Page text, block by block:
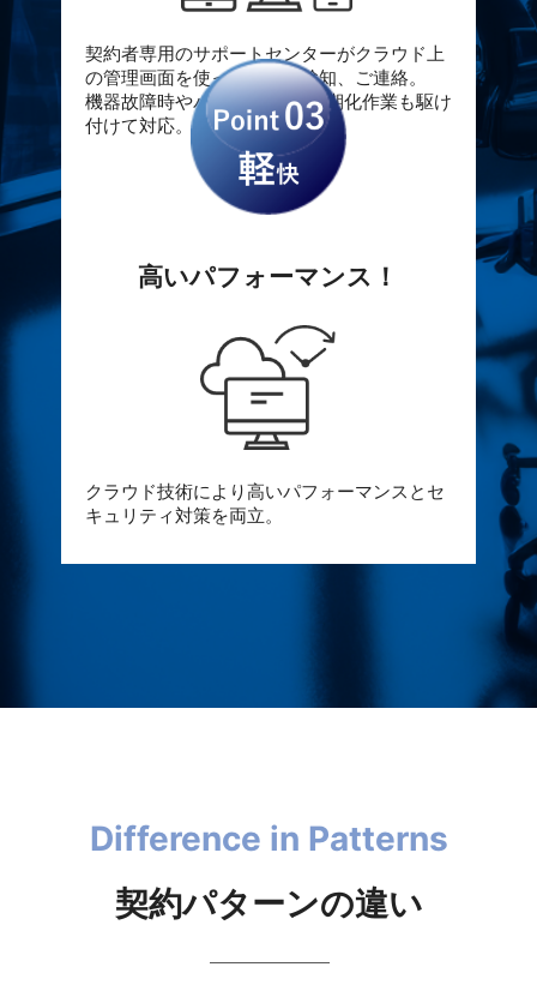
契約者専用のサポートセンターがクラウド上
の管理画面を使って異常を検知、ご連絡。
機器故障時やパソコンのOS初期化作業も駆け
付けて対応。
高いパフォーマンス！
クラウド技術により高いパフォーマンスとセ
キュリティ対策を両立。
Difference in Patterns
契約パターンの違い